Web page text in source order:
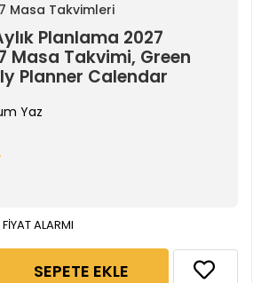
Masa Takvimleri
Planlama 2027
Masa Takvimi, Green
Planner Calendar
Yaz
FİYAT ALARMI
SEPETE EKLE